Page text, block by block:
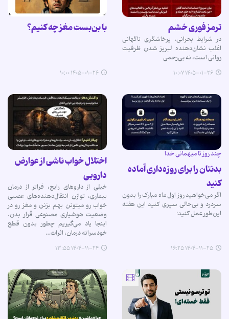
ترمز فوری خشم
در شرایط بحرانی، پرخاشگری ناگهانی
اغلب نشان‌دهنده لبریز شدن ظرفیت
روانی است، نه بی‌رحمی
۱۴۰۵-۰۱-۲۶ ۱۰:۰۷
با بن‌بست مغز چه کنیم؟
۱۴۰۵-۰۱-۲۶ ۱۰:۰۰
چند روز تا میهمانی خدا
بدنتان را برای روزه‌داری آماده
کنید
اگر می‌خواهید روز اول ماه مبارک را بدون
سردرد و بی‌حالی سپری کنید این هفته
این‌طور عمل کنید:
۱۴۰۴-۱۱-۲۵ ۱۶:۲۵
اختلال خواب ناشی از عوارض
دارویی
خیلی از داروهای رایج، فراتر از درمان
بیماری، توازن انتقال‌دهنده‌های عصبی
خواب رو میتونن بهم بزنن و مغز رو در
وضعیت هوشیاری مصنوعی قرار بدن.
اینجا یاد می‌گیریم چطور بدون قطع
خودسرانه درمان، اثرات…
۱۴۰۴-۱۱-۲۴ ۱۳:۵۵